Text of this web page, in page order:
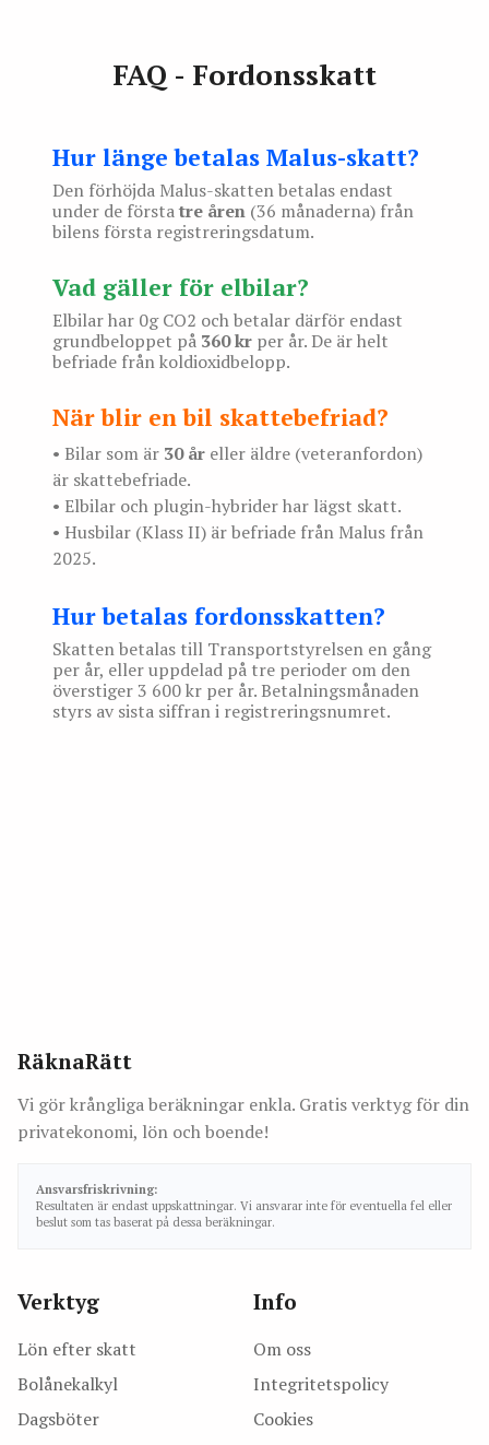
FAQ - Fordonsskatt
Hur länge betalas Malus-skatt?
Den förhöjda Malus-skatten betalas endast
under de förstatre åren (36 månaderna) från
bilens första registreringsdatum.
Vad gäller för elbilar?
Elbilar har 0g CO2 och betalar därför endast
grundbeloppet på 360 kr per år. De är helt
befriade från koldioxidbelopp.
När blir en bil skattebefriad?
• Bilar som är 30 år eller äldre (veteranfordon)
är skattebefriade.
• Elbilar och plugin-hybrider har lägst skatt.
• Husbilar (Klass II) är befriade från Malus från
2025.
Hur betalas fordonsskatten?
Skatten betalas till Transportstyrelsen en gång
per år, eller uppdelad på tre perioder om den
överstiger 3 600 kr per år. Betalningsmånaden
styrs av sista siffran i registreringsnumret.
RäknaRätt
Vi gör krångliga beräkningar enkla. Gratis verktyg för din
privatekonomi, lön och boende!
Ansvarsfriskrivning:
Resultaten är endast uppskattningar. Vi ansvarar inte för eventuella fel eller
beslut som tas baserat på dessa beräkningar.
Verktyg
Lön efter skatt
Bolånekalkyl
Dagsböter
Info
Om oss
Integritetspolicy
Cookies